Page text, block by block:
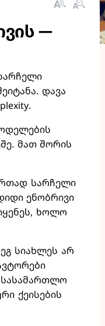
—
დავა
მათ შორის
სარჩელი
ენობრივი
ხოლო
სიახლეს არ
სასამართლო
ქეისების